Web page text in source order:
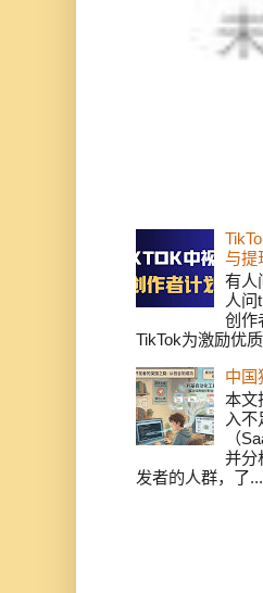
与提
有人
人问
创作
TikTok为激励优
中国
本文
入
（
并分
发者的人群，了...